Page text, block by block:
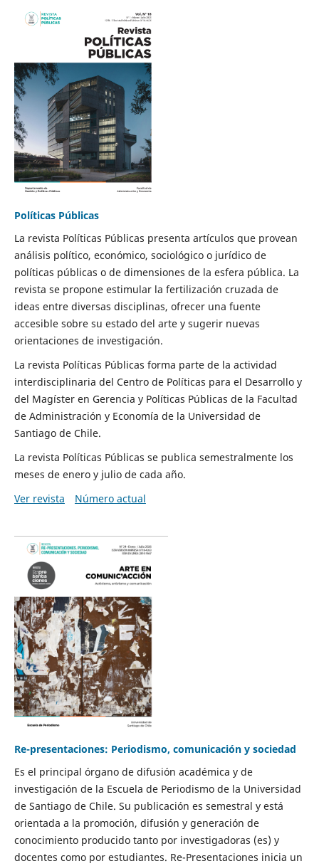
Políticas Públicas
La revista Políticas Públicas presenta artículos que provean
análisis político, económico, sociológico o jurídico de
políticas públicas o de dimensiones de la esfera pública. La
revista se propone estimular la fertilización cruzada de
ideas entre diversas disciplinas, ofrecer una fuente
accesible sobre su estado del arte y sugerir nuevas
orientaciones de investigación.
La revista Políticas Públicas forma parte de la actividad
interdisciplinaria del Centro de Políticas para el Desarrollo y
del Magíster en Gerencia y Políticas Públicas de la Facultad
de Administración y Economía de la Universidad de
Santiago de Chile.
La revista Políticas Públicas se publica semestralmente los
meses de enero y julio de cada año.
Ver revista
Número actual
Re-presentaciones: Periodismo, comunicación y sociedad
Es el principal órgano de difusión académica y de
investigación de la Escuela de Periodismo de la Universidad
de Santiago de Chile. Su publicación es semestral y está
orientada a la promoción, difusión y generación de
conocimiento producido tanto por investigadoras (es) y
docentes como por estudiantes. Re-Presentaciones inicia un